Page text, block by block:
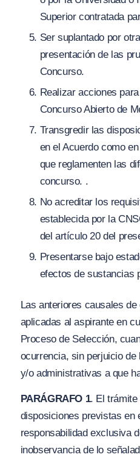
Superior contratada
Ser suplantado por
presentación de las
Concurso.
Realizar acciones
Concurso Abierto de
Transgredir las
en el Acuerdo como
que reglamenten las
concurso. .
No acreditar los
establecida por la
del artículo 20 del
Presentarse bajo
efectos de sustancias
Las anteriores causales
aplicadas al aspirante en
Proceso de Selección,
ocurrencia, sin perjuicio
y/o administrativas a que
PARÁGRAFO 1. El trámite
disposiciones previstas en
responsabilidad exclusiva
inobservancia de lo